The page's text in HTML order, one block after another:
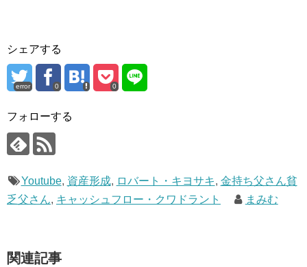
シェアする
error 0 0
フォローする
Youtube, 資産形成, ロバート・キヨサキ, 金持ち父さん貧
乏父さん, キャッシュフロー・クワドラント まみむ
関連記事